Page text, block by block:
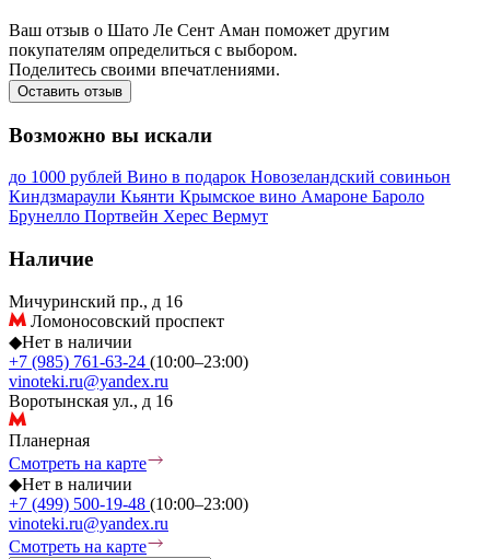
Ваш отзыв о Шато Ле Сент Аман поможет другим
покупателям определиться с выбором.
Поделитесь своими впечатлениями.
Оставить отзыв
Возможно вы искали
до 1000 рублей Вино в подарок Новозеландский совиньон
Киндзмараули Кьянти Крымское вино Амароне Бароло
Брунелло Портвейн Херес Вермут
Наличие
Мичуринский пр., д 16
Ломоносовский проспект
◆Нет в наличии
+7 (985) 761-63-24 (10:00–23:00)
vinoteki.ru@yandex.ru
Воротынская ул., д 16
Планерная
Смотреть на карте
◆Нет в наличии
+7 (499) 500-19-48 (10:00–23:00)
vinoteki.ru@yandex.ru
Смотреть на карте